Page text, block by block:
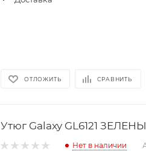
ОТЛОЖИТЬ СРАВНИТЬ
Утюг Galaxy GL6121
Нет в наличии